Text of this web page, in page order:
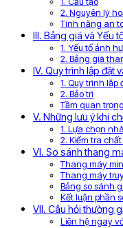
2. Nguyên lý
Tính năng an
III. Bảng giá và Yếu
1. Yếu tố ảnh
2. Bảng giá
IV. Quy trình lắp đặt
1. Quy trình lắp
2. Bảo trì
Tầm quan
V. Những lưu ý khi
1. Lựa chọn
2. Kiểm tra
VI. So sánh thang
Thang máy
Thang máy
Bảng so sánh
Kết luận phần
VII. Câu hỏi thường
Liên hệ ngay